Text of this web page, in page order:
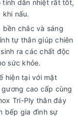
tính dẫn nhiệt rất tốt,
nấu.
bền chắc và sáng
tự thân giúp chiên
ra các chất độc
sức khỏe.
hiện tại với mặt
cao cấp cùng
Tri-Ply thân đáy
bếp gia đình sự